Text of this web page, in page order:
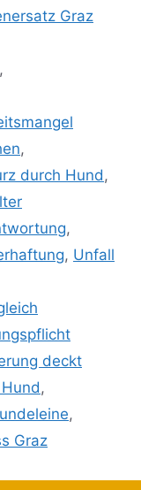
Graz
,
,
durch Hund,
,
, Unfall
deckt
,
,
Graz